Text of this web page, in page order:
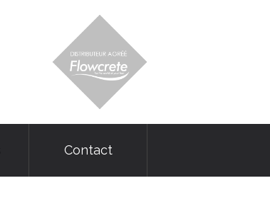
Contact